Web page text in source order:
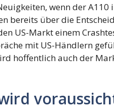
wenn der A110
bereits über die
US-Markt einem
mit US-Händlern
hoffentlich auch der